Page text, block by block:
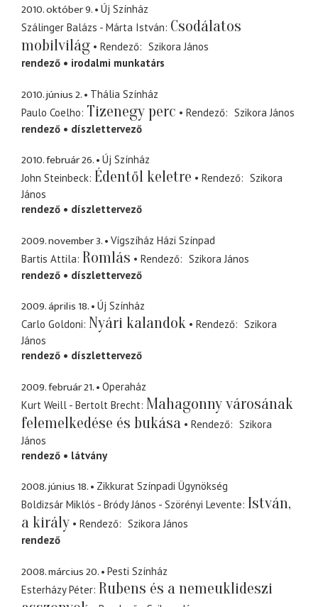
2010. október 9.
Új Színház
Szálinger Balázs - Márta István Csodálatos
mobilvilág
Rendező
Szikora János
rendező
irodalmi munkatárs
2010. június 2.
Thália Színház
Paulo Coelho Tizenegy perc Rendező
Szikora János
rendező
díszlettervező
2010. február 26.
Új Színház
John Steinbeck Édentől keletre Rendező
Szikora
János
rendező
díszlettervező
2009. november 3.
Vígszíház Házi Színpad
Bartis Attila Romlás Rendező
Szikora János
rendező
díszlettervező
2009. április 18.
Új Színház
Carlo Goldoni Nyári kalandok Rendező
Szikora
János
rendező
díszlettervező
2009. február 21.
Operaház
Kurt Weill - Bertolt Brecht Mahagonny városának
felemelkedése és bukása
Rendező
Szikora
János
rendező
látvány
2008. június 18.
Zikkurat Színpadi Ügynökség
Boldizsár Miklós - Bródy János - Szörényi Levente István,
a király
Rendező
Szikora János
rendező
2008. március 20.
Pesti Színház
Esterházy Péter Rubens és a nemeuklideszi